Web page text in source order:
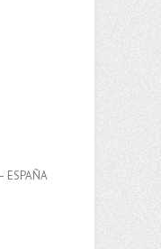
ESPAÑA